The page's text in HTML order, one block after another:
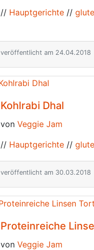
// Hauptgerichte //
veröffentlicht am 24.04.2018
Kohlrabi Dhal
von Veggie Jam
// Hauptgerichte //
veröffentlicht am 30.03.2018
Proteinreiche
von Veggie Jam